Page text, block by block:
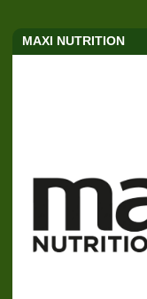
MAXI NUTRITION